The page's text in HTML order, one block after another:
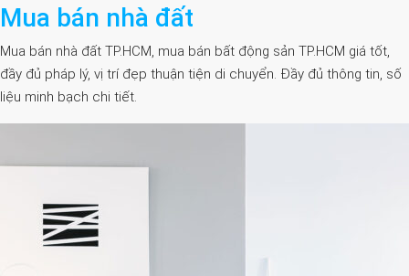
Mua bán nhà đất
Mua bán nhà đất TP.HCM, mua bán bất động sản TP.HCM giá tốt,
đầy đủ pháp lý, vị trí đẹp thuận tiện di chuyển. Đầy đủ thông tin, số
liệu minh bạch chi tiết.